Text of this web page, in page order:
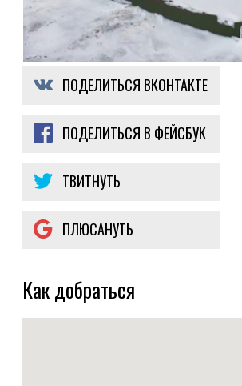
ПОДЕЛИТЬСЯ ВКОНТАКТЕ
ПОДЕЛИТЬСЯ В ФЕЙСБУК
ТВИТНУТЬ
ПЛЮСАНУТЬ
Как добраться